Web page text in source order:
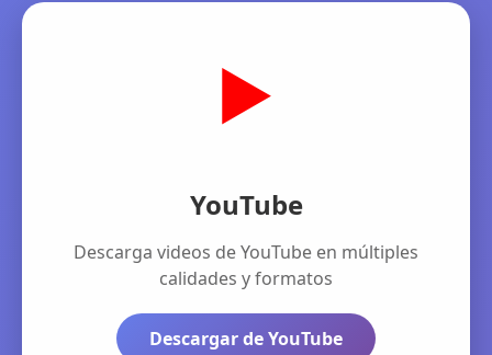
▶️
YouTube
Descarga videos de YouTube en múltiples
calidades y formatos
Descargar de YouTube